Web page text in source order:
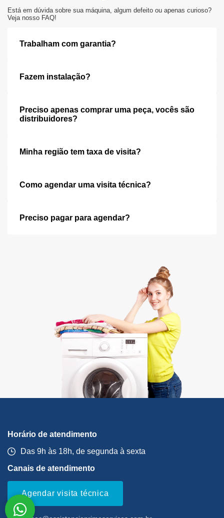
Está em dúvida sobre sua máquina, algum defeito ou apenas curioso?
Veja nosso FAQ!
Trabalham com garantia?
Fazem instalação?
Preciso apenas comprar uma peça, vocês são
distribuidores?
Minha região tem taxa de visita?
Como agendar uma visita técnica?
Preciso pagar para agendar?
Horário de atendimento
Das 9h às 18h, de segunda à sexta
Canais de atendimento
Agendar visita técnica